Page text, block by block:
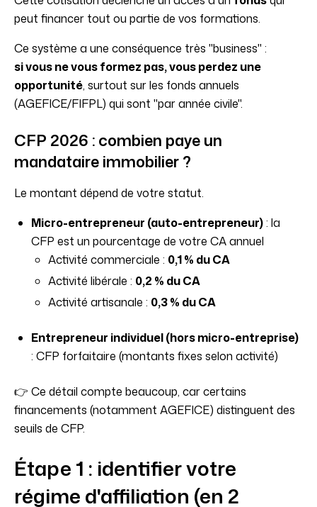
peut financer tout ou partie de vos formations.
Ce système a une conséquence très "business" :
si vous ne vous formez pas, vous perdez une
opportunité, surtout sur les fonds annuels
(AGEFICE/FIFPL) qui sont "par année civile".
CFP 2026 : combien paye un
mandataire immobilier ?
Le montant dépend de votre statut.
Micro-entrepreneur (auto-entrepreneur): la
CFP est un pourcentage de votre CA annuel
Activité commerciale : 0,1 % du CA
Activité libérale : 0,2 % du CA
Activité artisanale : 0,3 % du CA
Entrepreneur individuel (hors micro-entreprise)
: CFP forfaitaire (montants fixes selon activité)
👉 Ce détail compte beaucoup, car certains
financements (notamment AGEFICE) distinguent des
seuils de CFP.
Étape 1 : identifier votre
régime d'affiliation (en 2